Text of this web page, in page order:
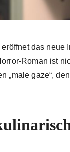
das
Roman ist
„male gaze“,